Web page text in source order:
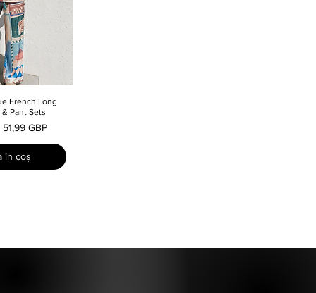
rapidă
French Long
Pant Sets
Preț redus
51,99 GBP
în coș